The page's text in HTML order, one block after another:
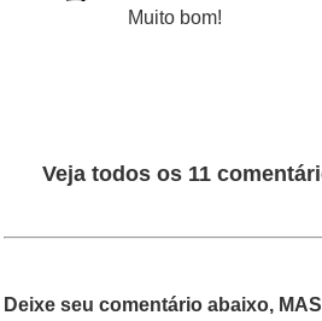
Muito bom!
Veja todos os 11
Deixe seu comentário abaixo,